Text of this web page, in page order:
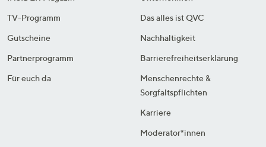
TV-Programm
Gutscheine
Partnerprogramm
Für euch da
Das alles ist QVC
Nachhaltigkeit
Barrierefreiheitserklärung
Menschenrechte &
Sorgfaltspflichten
Karriere
Moderator*innen